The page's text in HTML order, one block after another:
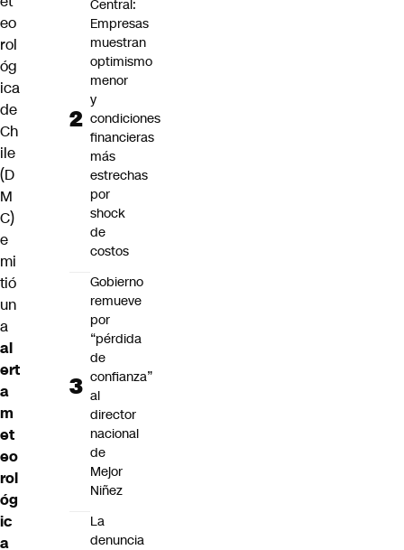
eo
rol
óg
ica
de
Ch
ile
(D
M
C)
e
mi
tió
un
a
al
ert
a
m
et
eo
rol
óg
ic
a
Central:
Empresas
muestran
optimismo
menor
y
condiciones
financieras
más
estrechas
por
shock
de
costos
Gobierno
remueve
por
“pérdida
de
confianza”
al
director
nacional
de
Mejor
Niñez
La
denuncia